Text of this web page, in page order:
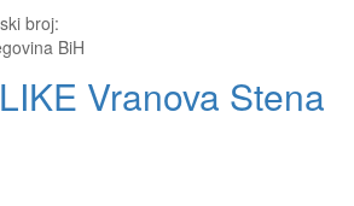
broj:
BiH
Vranova Stena